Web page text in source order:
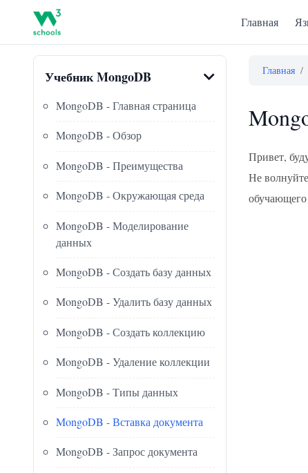
Главная
Учебник MongoDB
MongoDB - Главная страница
MongoDB - Обзор
MongoDB - Преимущества
MongoDB - Окружающая среда
MongoDB - Моделирование
данных
MongoDB - Создать базу данных
MongoDB - Удалить базу данных
MongoDB - Создать коллекцию
MongoDB - Удаление коллекции
MongoDB - Типы данных
MongoDB - Вставка документа
MongoDB - Запрос документа
Главная /
Привет,
Не